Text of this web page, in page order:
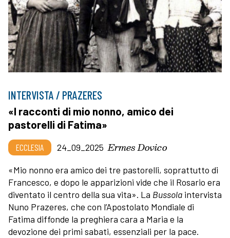
INTERVISTA / PRAZERES
«I racconti di mio nonno, amico dei
pastorelli di Fatima»
ECCLESIA 24_09_2025 Ermes Dovico
«Mio nonno era amico dei tre pastorelli, soprattutto di
Francesco, e dopo le apparizioni vide che il Rosario era
diventato il centro della sua vita». La Bussola intervista
Nuno Prazeres, che con l’Apostolato Mondiale di
Fatima diffonde la preghiera cara a Maria e la
devozione dei primi sabati, essenziali per la pace.